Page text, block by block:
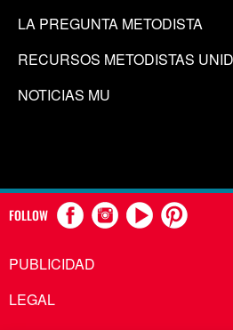
LA PREGUNTA METODISTA
RECURSOS METODISTAS
NOTICIAS MU
FOLLOW
PUBLICIDAD
LEGAL